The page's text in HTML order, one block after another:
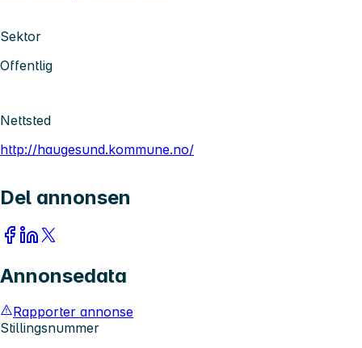
Sektor
Offentlig
Nettsted
http://haugesund.kommune.no/
Del annonsen
Annonsedata
Rapporter annonse
Stillingsnummer